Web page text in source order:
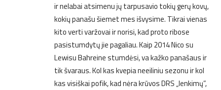
ir nelabai atsimenu jų tarpusavio tokių gerų kovų,
kokių panašu šiemet mes išvysime. Tikrai vienas
kito verti varžovai ir norisi, kad proto ribose
pasistumdytų jie pagaliau. Kaip 2014 Nico su
Lewisu Bahreine stumdėsi, va kažko panašaus ir
tik švaraus. Kol kas kvepia neeiliniu sezonu ir kol
kas visiškai pofik, kad nėra krūvos DRS „lenkimų”,